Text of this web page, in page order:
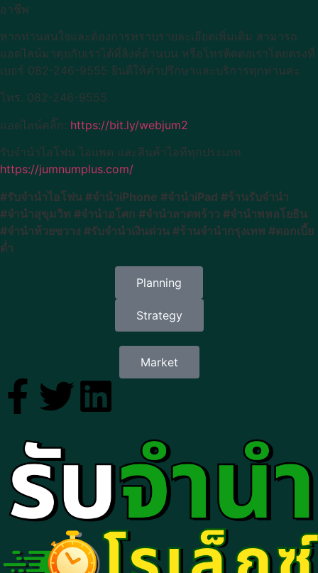
อาชีพ
หากท่านสนใจและต้องการทราบรายละเอียดเพิ่มเติม สามารถ
แอดไลน์มาคุยกับเราได้ที่ลิงค์ด้านบน หรือโทรติดต่อเราโดยตรงที่
เบอร์ 082-246-9555 ยินดีให้คำปรึกษาและบริการทุกท่านค่ะ
โทร. 082-246-9555
แอดไลน์คลิ๊ก: https://bit.ly/webjum2
รับจำนำไอโฟน ไอแพด และสินค้าไอทีทุกประเภท
https://jumnumplus.com/
#รับจำนำไอโฟน #จำนำiPhone #จำนำiPad #ร้านรับจำนำ
#จำนำสุขุมวิท #จำนำอโศก #จำนำลาดพร้าว #จำนำพหลโยธิน
#จำนำห้วยขวาง #รับจำนำเงินด่วน #ร้านจำนำกรุงเทพ #ดอกเบี้ย
ต่ำ
Planning
Strategy
Market